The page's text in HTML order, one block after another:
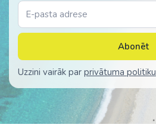
Abonēt
Uzzini vairāk par privātuma politiku